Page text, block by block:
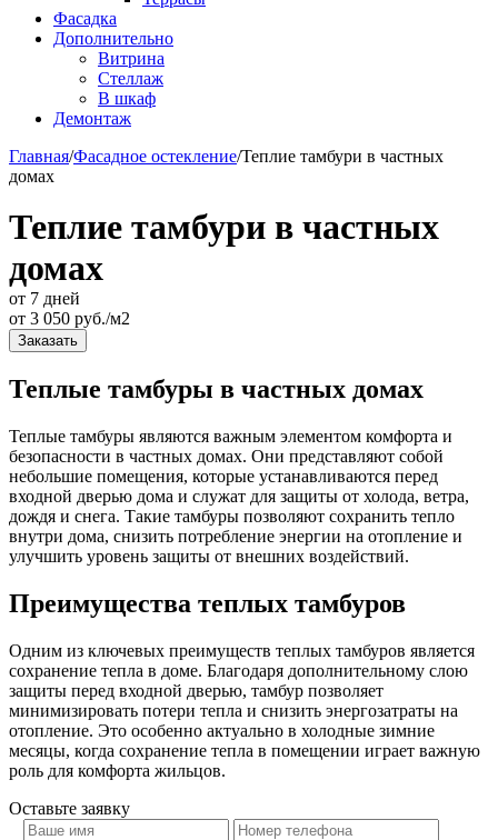
Фасадка
Дополнительно
Витрина
Стеллаж
В шкаф
Демонтаж
Главная/Фасадное остекление/Теплие тамбури в частных
домах
Теплие тамбури в частных
домах
от 7 дней
от 3 050 руб./м2
Заказать
Теплые тамбуры в частных домах
Теплые тамбуры являются важным элементом комфорта и
безопасности в частных домах. Они представляют собой
небольшие помещения, которые устанавливаются перед
входной дверью дома и служат для защиты от холода, ветра,
дождя и снега. Такие тамбуры позволяют сохранить тепло
внутри дома, снизить потребление энергии на отопление и
улучшить уровень защиты от внешних воздействий.
Преимущества теплых тамбуров
Одним из ключевых преимуществ теплых тамбуров является
сохранение тепла в доме. Благодаря дополнительному слою
защиты перед входной дверью, тамбур позволяет
минимизировать потери тепла и снизить энергозатраты на
отопление. Это особенно актуально в холодные зимние
месяцы, когда сохранение тепла в помещении играет важную
роль для комфорта жильцов.
Оставьте заявку